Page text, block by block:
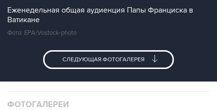
Еженедельная общая аудиенция Папы Франциска в
Ватикане
Фото: EPA/Vostock-photo
СЛЕДУЮЩАЯ ФОТОГАЛЕРЕЯ
ФОТОГАЛЕРЕИ